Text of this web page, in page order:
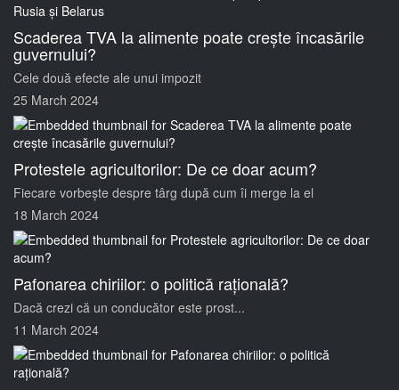
Scaderea TVA la alimente poate crește încasările
guvernului?
Cele două efecte ale unui impozit
25 March 2024
Protestele agricultorilor: De ce doar acum?
Fiecare vorbește despre târg după cum îi merge la el
18 March 2024
Pafonarea chiriilor: o politică rațională?
Dacă crezi că un conducător este prost...
11 March 2024